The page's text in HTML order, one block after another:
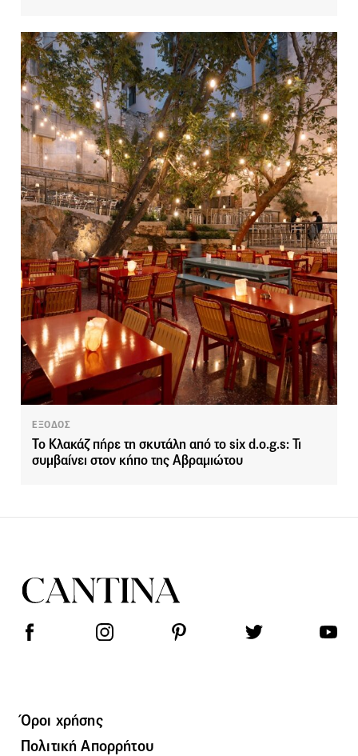
ΕΞΟΔΟΣ
Το Κλακάζ πήρε τη σκυτάλη από το six d.o.g.s: Τι
συμβαίνει στον κήπο της Αβραμιώτου
Όροι χρήσης
Πολιτική Απορρήτου